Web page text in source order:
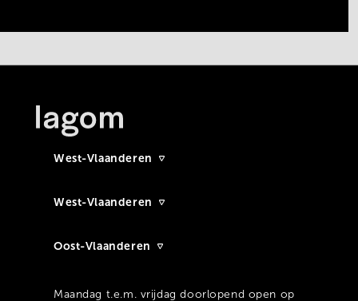
West-Vlaanderen
West-Vlaanderen
Oost-Vlaanderen
Maandag t.e.m. vrijdag doorlopend open op